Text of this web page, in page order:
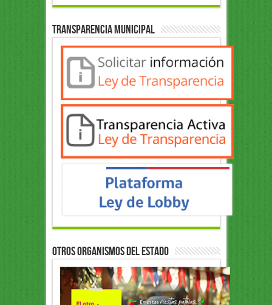
Transparencia Municipal
OTROS ORGANISMOS DEL ESTADO